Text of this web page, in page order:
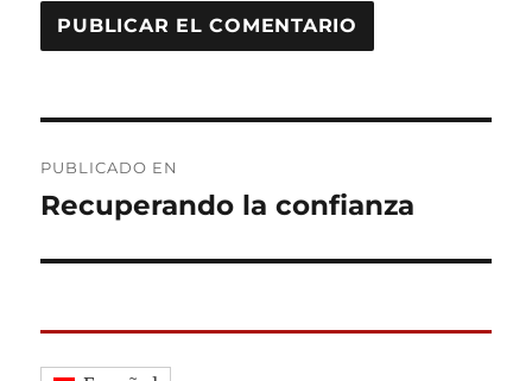
de
PUBLICADO EN
Recuperando la confianza